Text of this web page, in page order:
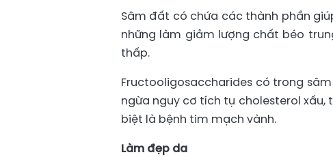
Sâm đất có chứa các thành phần
những làm giảm lượng chất béo
thấp.
Fructooligosaccharides có trong
ngừa nguy cơ tích tụ cholesterol
biệt là bệnh tim mạch vành.
Làm đẹp da